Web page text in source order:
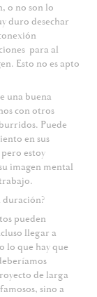
o no son lo
duro desechar
para al
Esto no es apto
una buena
con otros
Puede
en sus
estoy
imagen mental
duración?
pueden
llegar a
lo que hay que
de larga
sino a